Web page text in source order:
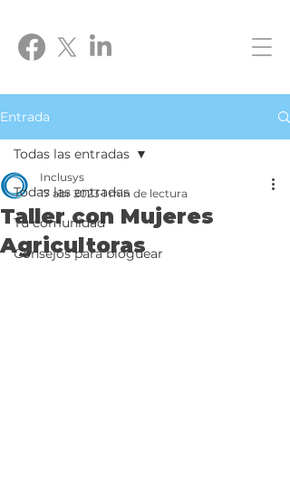
Entrada
Todas las entradas
Tu comunidad
Consejos para bloguear
Todas las entradas
Taller con Mujeres
Agricultoras
Inclusys
17 abr 2023 1 min de lectura